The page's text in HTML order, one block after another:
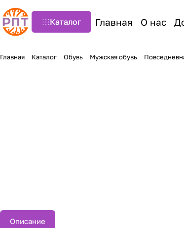
Каталог Главная О нас
Главная Каталог Обувь Мужская обувь
Описание